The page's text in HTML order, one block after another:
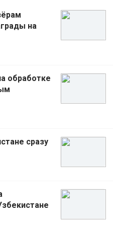
на
обработке
сразу